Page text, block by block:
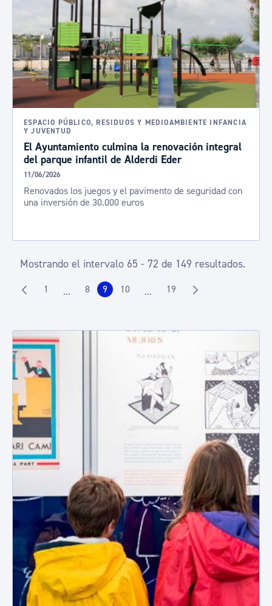
ESPACIO PÚBLICO, RESIDUOS Y MEDIOAMBIENTE INFANCIA
Y JUVENTUD
El Ayuntamiento culmina la renovación integral
del parque infantil de Alderdi Eder
11/06/2026
Renovados los juegos y el pavimento de seguridad con
una inversión de 30.000 euros
Mostrando el intervalo 65 - 72 de 149 resultados.
Página
1 ...Páginas intermedias Use TAB para desplazarse.
Página
8 Página
9 Página
10 ...Páginas intermedias Use TAB
Página
19